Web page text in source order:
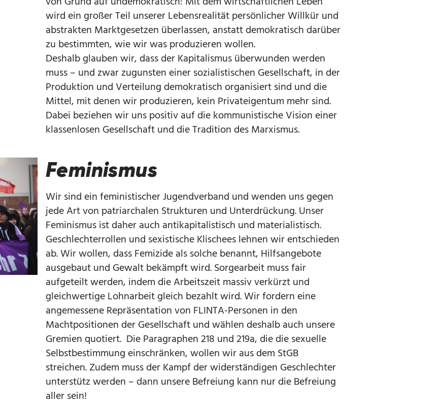
wird ein großer Teil unserer Lebensrealität persönlicher Willkür und
abstrakten Marktgesetzen überlassen, anstatt demokratisch darüber
zu bestimmten, wie wir was produzieren wollen.
Deshalb glauben wir, dass der Kapitalismus überwunden werden
muss – und zwar zugunsten einer sozialistischen Gesellschaft, in der
Produktion und Verteilung demokratisch organisiert sind und die
Mittel, mit denen wir produzieren, kein Privateigentum mehr sind.
Dabei beziehen wir uns positiv auf die kommunistische Vision einer
klassenlosen Gesellschaft und die Tradition des Marxismus.
Feminismus
Wir sind ein feministischer Jugendverband und wenden uns gegen
jede Art von patriarchalen Strukturen und Unterdrückung. Unser
Feminismus ist daher auch antikapitalistisch und materialistisch.
Geschlechterrollen und sexistische Klischees lehnen wir entschieden
ab. Wir wollen, dass Femizide als solche benannt, Hilfsangebote
ausgebaut und Gewalt bekämpft wird. Sorgearbeit muss fair
aufgeteilt werden, indem die Arbeitszeit massiv verkürzt und
gleichwertige Lohnarbeit gleich bezahlt wird. Wir fordern eine
angemessene Repräsentation von FLINTA-Personen in den
Machtpositionen der Gesellschaft und wählen deshalb auch unsere
Gremien quotiert. Die Paragraphen 218 und 219a, die die sexuelle
Selbstbestimmung einschränken, wollen wir aus dem StGB
streichen. Zudem muss der Kampf der widerständigen Geschlechter
unterstütz werden – dann unsere Befreiung kann nur die Befreiung
aller sein!